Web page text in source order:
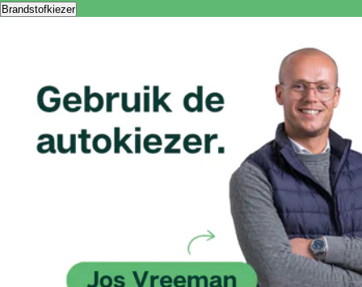
Brandstofkiezer